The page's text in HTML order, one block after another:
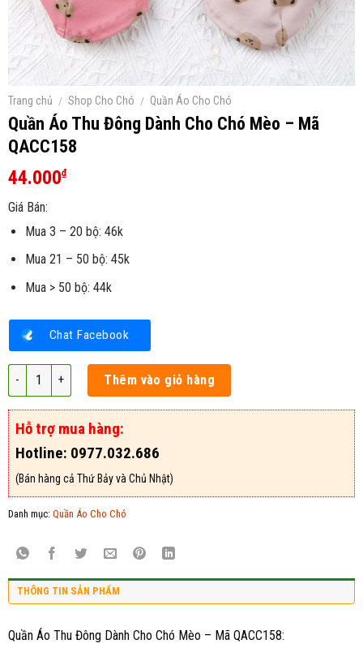
Trang chủ / Shop Cho Chó / Quần Áo Cho Chó
Quần Áo Thu Đông Dành Cho Chó Mèo – Mã
QACC158
44.000₫
Giá Bán:
Mua 3 – 20 bộ: 46k
Mua 21 – 50 bộ: 45k
Mua > 50 bộ: 44k
Chat Facebook
Quần Áo Thu Đông Dành Cho Chó Mèo - Mã QACC158 số lượng
Thêm vào giỏ hàng
Hỗ trợ mua hàng:
Hotline: 0977.032.686
(Bán hàng cả Thứ Bảy và Chủ Nhật)
Danh mục: Quần Áo Cho Chó
THÔNG TIN SẢN PHẨM
Quần Áo Thu Đông Dành Cho Chó Mèo – Mã QACC158: